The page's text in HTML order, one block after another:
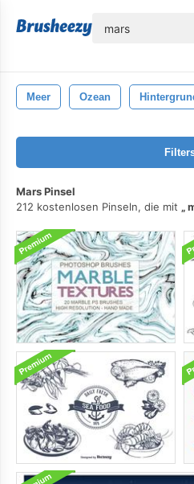
Meer Ozean
Mars Pinsel
212 kostenlosen Pinseln, die mit